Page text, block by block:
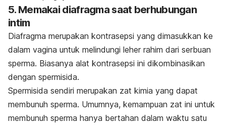
5. Memakai diafragma saat berhubungan
intim
Diafragma merupakan kontrasepsi yang dimasukkan ke
dalam vagina untuk melindungi leher rahim dari serbuan
sperma. Biasanya alat kontrasepsi ini dikombinasikan
dengan spermisida.
Spermisida sendiri merupakan zat kimia yang dapat
membunuh sperma. Umumnya, kemampuan zat ini untuk
membunuh sperma hanya bertahan dalam waktu satu